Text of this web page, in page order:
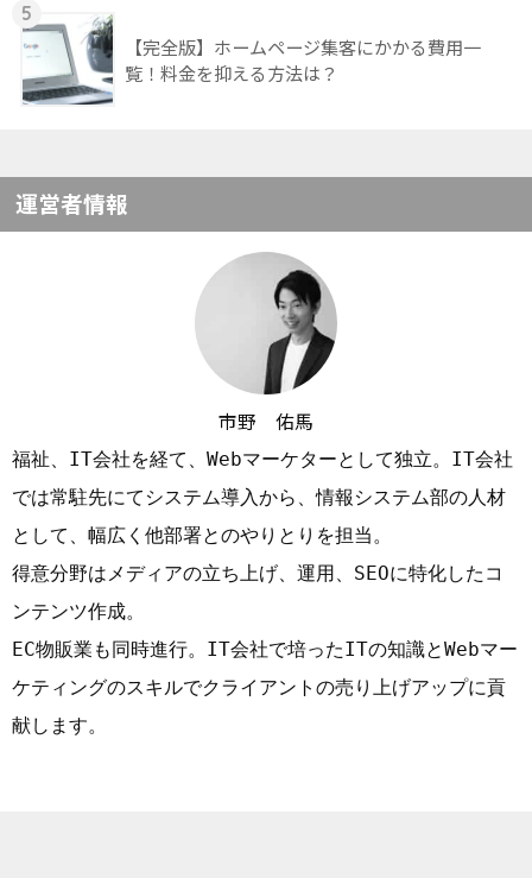
5
【完全版】ホームページ集客にかかる費用一
覧！料金を抑える方法は？
運営者情報
市野 佑馬
福祉、IT会社を経て、Webマーケターとして独立。IT会社
では常駐先にてシステム導入から、情報システム部の人材
として、幅広く他部署とのやりとりを担当。
得意分野はメディアの立ち上げ、運用、SEOに特化したコ
ンテンツ作成。
EC物販業も同時進行。IT会社で培ったITの知識とWebマー
ケティングのスキルでクライアントの売り上げアップに貢
献します。